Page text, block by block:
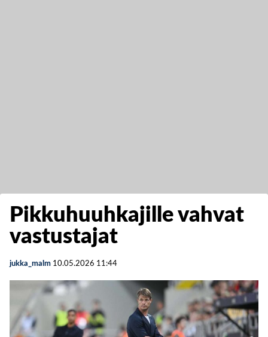
Pikkuhuuhkajille vahvat
vastustajat
jukka_malm 10.05.2026 11:44